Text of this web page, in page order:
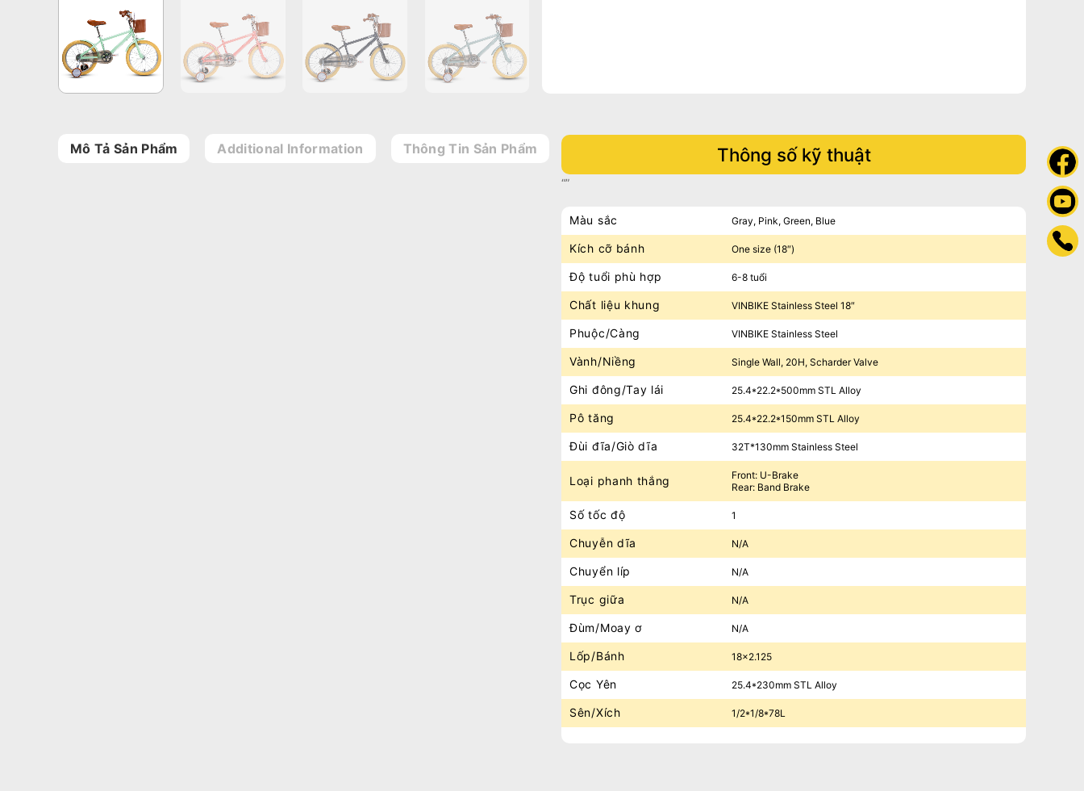
Mô Tả Sản Phẩm Additional Information Thông Tin Sản Phẩm Thông số kỹ thuật
“”
Màu sắc Gray, Pink, Green, Blue
Kích cỡ bánh One size (18″)
Độ tuổi phù hợp 6-8 tuổi
Chất liệu khung VINBIKE Stainless Steel 18″
Phuộc/Càng VINBIKE Stainless Steel
Vành/Niềng Single Wall, 20H, Scharder Valve
Ghi đông/Tay lái 25.4*22.2*500mm STL Alloy
Pô tăng 25.4*22.2*150mm STL Alloy
Đùi đĩa/Giò dĩa 32T*130mm Stainless Steel
Loại phanh thắng
Front: U-Brake
Rear: Band Brake
Số tốc độ 1
Chuyễn dĩa N/A
Chuyển líp N/A
Trục giữa N/A
Đùm/Moay ơ N/A
Lốp/Bánh 18×2.125
Cọc Yên 25.4*230mm STL Alloy
Sên/Xích 1/2*1/8*78L